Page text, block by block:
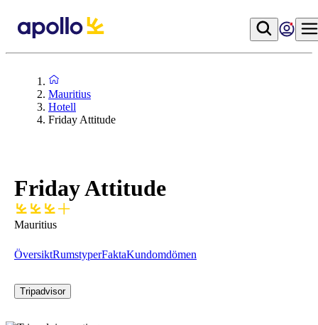
Mauritius
Hotell
Friday Attitude
Friday Attitude
Mauritius
ÖversiktRumstyperFaktaKundomdömen
Tripadvisor